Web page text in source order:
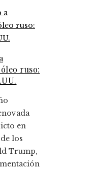
ruso:
en
los
Trump,